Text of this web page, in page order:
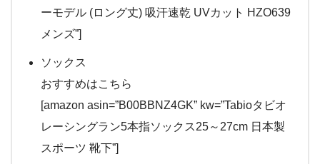
ーモデル (ロング丈) 吸汗速乾 UVカット HZO639
メンズ”]
ソックス
おすすめはこちら
[amazon asin=”B00BBNZ4GK” kw=”Tabioタビオ
レーシングラン5本指ソックス25～27cm 日本製
スポーツ 靴下”]